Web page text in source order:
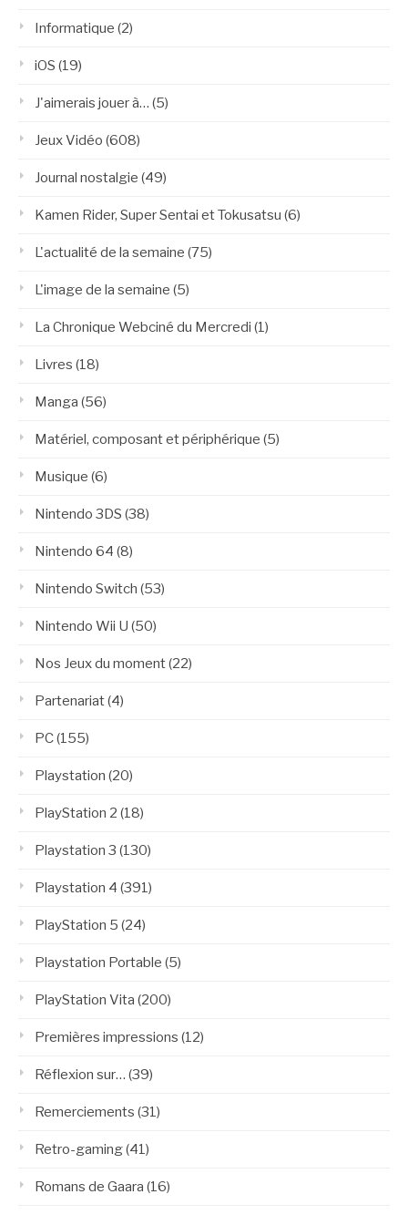
Informatique (2)
iOS (19)
J'aimerais jouer à… (5)
Jeux Vidéo (608)
Journal nostalgie (49)
Kamen Rider, Super Sentai et Tokusatsu (6)
L'actualité de la semaine (75)
L'image de la semaine (5)
La Chronique Webciné du Mercredi (1)
Livres (18)
Manga (56)
Matériel, composant et périphérique (5)
Musique (6)
Nintendo 3DS (38)
Nintendo 64 (8)
Nintendo Switch (53)
Nintendo Wii U (50)
Nos Jeux du moment(22)
Partenariat(4)
PC(155)
Playstation (20)
PlayStation 2 (18)
Playstation 3 (130)
Playstation 4 (391)
PlayStation 5 (24)
Playstation Portable (5)
PlayStation Vita (200)
Premières impressions (12)
Réflexion sur… (39)
Remerciements (31)
Retro-gaming(41)
Romans de Gaara (16)